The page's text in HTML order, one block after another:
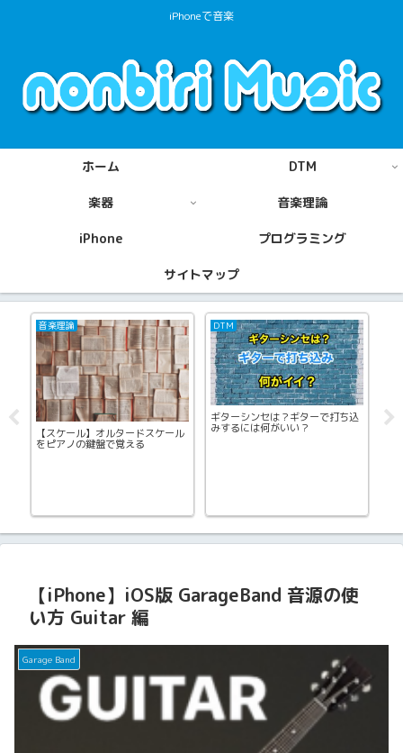
iPhoneで音楽
ホーム DTM
楽器 音楽理論
iPhone プログラミング
サイトマップ
iPhone
KORG Gadget 2 Lisbonの使い方
Garage Band
【iPhone】iOS版 GarageBand 録
音の使い方
【iPhone】iOS版 GarageBand 音源の使
い方 Guitar 編
Garage Band